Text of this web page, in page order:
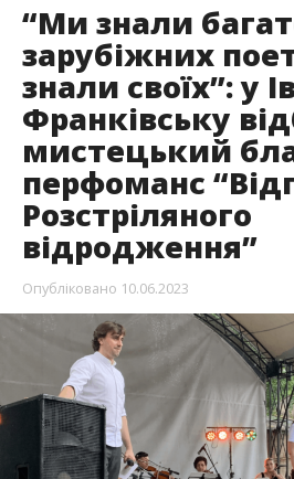
“Ми знали
зарубіжних
знали своїх”: у
Франківську
мистецький
перфоманс
Розстріляного
відродження”
Опубліковано 10.06.2023